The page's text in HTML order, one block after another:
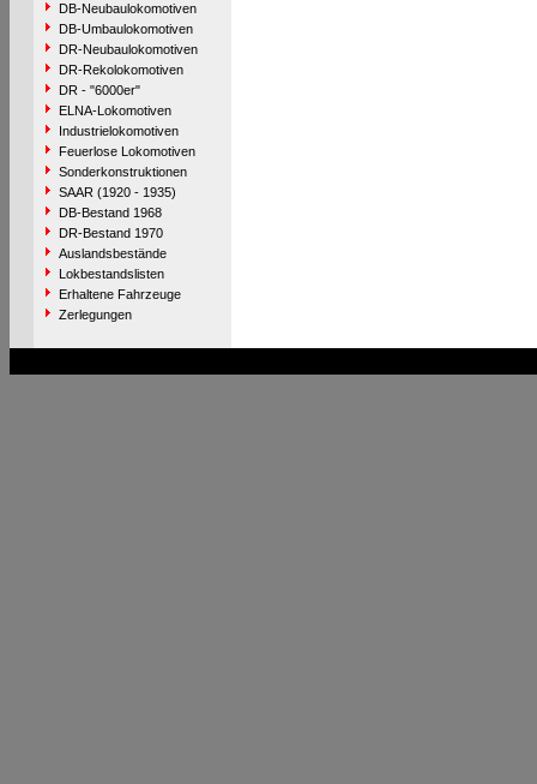
DB-Neubaulokomotiven
DB-Umbaulokomotiven
DR-Neubaulokomotiven
DR-Rekolokomotiven
DR - "6000er"
ELNA-Lokomotiven
Industrielokomotiven
Feuerlose Lokomotiven
Sonderkonstruktionen
SAAR (1920 - 1935)
DB-Bestand 1968
DR-Bestand 1970
Auslandsbestände
Lokbestandslisten
Erhaltene Fahrzeuge
Zerlegungen